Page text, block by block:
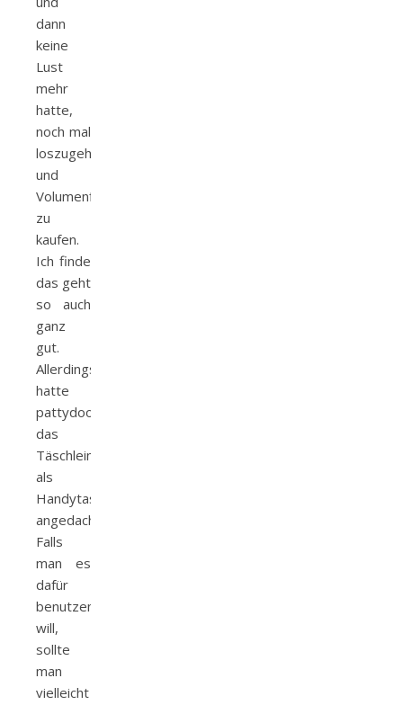
dann
keine
Lust
mehr
hatte,
noch mal
loszugehen
und
Volumenflies
zu
kaufen.
Ich finde
das geht
so auch
ganz
gut.
Allerdings
hatte
pattydoo
das
Täschlein
als
Handytasche
angedacht.
Falls
man es
dafür
benutzen
will,
sollte
man
vielleicht